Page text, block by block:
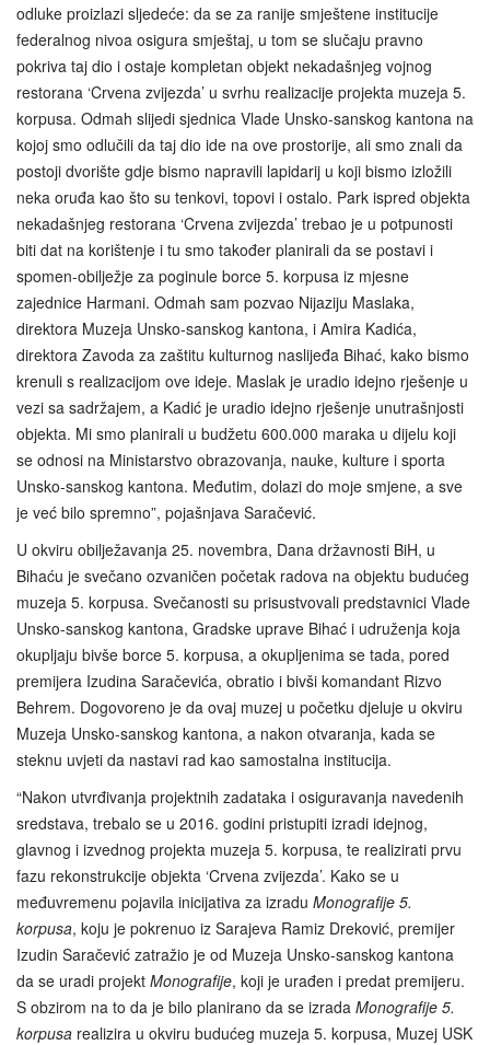
odluke proizlazi sljedeće: da se za ranije smještene institucije
federalnog nivoa osigura smještaj, u tom se slučaju pravno
pokriva taj dio i ostaje kompletan objekt nekadašnjeg vojnog
restorana ‘Crvena zvijezda’ u svrhu realizacije projekta muzeja 5.
korpusa. Odmah slijedi sjednica Vlade Unsko-sanskog kantona na
kojoj smo odlučili da taj dio ide na ove prostorije, ali smo znali da
postoji dvorište gdje bismo napravili lapidarij u koji bismo izložili
neka oruđa kao što su tenkovi, topovi i ostalo. Park ispred objekta
nekadašnjeg restorana ‘Crvena zvijezda’ trebao je u potpunosti
biti dat na korištenje i tu smo također planirali da se postavi i
spomen-obilježje za poginule borce 5. korpusa iz mjesne
zajednice Harmani. Odmah sam pozvao Nijaziju Maslaka,
direktora Muzeja Unsko‑sanskog kantona, i Amira Kadića,
direktora Zavoda za zaštitu kulturnog naslijeđa Bihać, kako bismo
krenuli s realizacijom ove ideje. Maslak je uradio idejno rješenje u
vezi sa sadržajem, a Kadić je uradio idejno rješenje unutrašnjosti
objekta. Mi smo planirali u budžetu 600.000 maraka u dijelu koji
se odnosi na Ministarstvo obrazovanja, nauke, kulture i sporta
Unsko-sanskog kantona. Međutim, dolazi do moje smjene, a sve
je već bilo spremno”, pojašnjava Saračević.
U okviru obilježavanja 25. novembra, Dana državnosti BiH, u
Bihaću je svečano ozvaničen početak radova na objektu budućeg
muzeja 5. korpusa. Svečanosti su prisustvovali predstavnici Vlade
Unsko-sanskog kantona, Gradske uprave Bihać i udruženja koja
okupljaju bivše borce 5. korpusa, a okupljenima se tada, pored
premijera Izudina Saračevića, obratio i bivši komandant Rizvo
Behrem. Dogovoreno je da ovaj muzej u početku djeluje u okviru
Muzeja Unsko-sanskog kantona, a nakon otvaranja, kada se
steknu uvjeti da nastavi rad kao samostalna institucija.
“Nakon utvrđivanja projektnih zadataka i osiguravanja navedenih
sredstava, trebalo se u 2016. godini pristupiti izradi idejnog,
glavnog i izvednog projekta muzeja 5. korpusa, te realizirati prvu
fazu rekonstrukcije objekta ‘Crvena zvijezda’. Kako se u
međuvremenu pojavila inicijativa za izradu Monografije 5.
korpusa, koju je pokrenuo iz Sarajeva Ramiz Dreković, premijer
Izudin Saračević zatražio je od Muzeja Unsko-sanskog kantona
da se uradi projekt Monografije, koji je urađen i predat premijeru.
S obzirom na to da je bilo planirano da se izrada Monografije 5.
korpusa realizira u okviru budućeg muzeja 5. korpusa, Muzej USK